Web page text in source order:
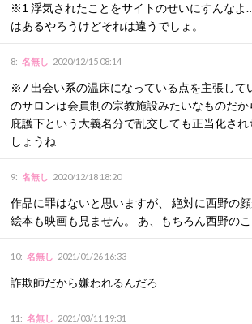
※1 浮気されたことをサイトのせいにすんなよ
はあるやろうけどそれは違うでしょ。
8: 名無し 2020/12/15 08:14
※7 出会い系の温床になっている点を主張して
のサロンは会員制の宗教施設みたいなものだ
庇護下という大義名分で乱交しても正当化さ
しょうね
9: 名無し 2020/12/18 18:20
作品に罪はないと思いますが、 絶対に西野の顔
絵本も映画も見ません。 あ、もちろん西野のこ
10: 名無し 2021/01/26 16:33
詐欺師だから嫌われるんだろ
11 : 名無し 2021/03/11 19:31